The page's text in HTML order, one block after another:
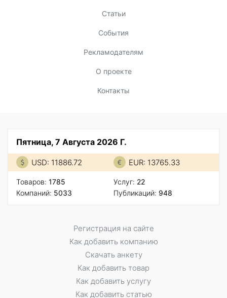
Статьи
События
Рекламодателям
О проекте
Контакты
Пятница, 7 Августа 2026 Г.
USD: 11886.72 EUR: 13765.33
Товаров: 1785
Компаний: 5033
Услуг: 22
Публикаций: 948
Регистрация на сайте
Как добавить компанию
Скачать анкету
Как добавить товар
Как добавить услугу
Как добавить статью